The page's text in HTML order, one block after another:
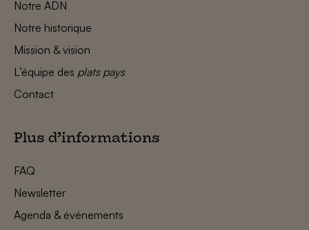
Notre ADN
Notre historique
Mission & vision
L’équipe des plats pays
Contact
Plus d’informations
FAQ
Newsletter
Agenda & événements